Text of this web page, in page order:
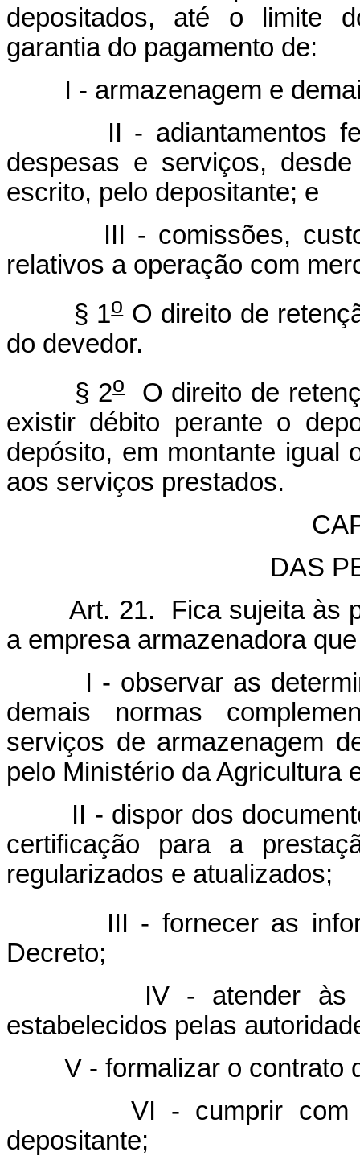
depositados, até o limite
garantia do pagamento de:
I - armazenagem e
II - adiantamentos
despesas e serviços,
escrito, pelo depositante; e
III - comissões, custos
relativos a operação com
§ 1oO direito de
do devedor.
§ 2oO direito de
existir débito perante o
depósito, em montante igual
aos serviços prestados.
DAS
Art. 21. Fica sujeita às
a empresa armazenadora
I - observar as
demais normas
serviços de armazenagem
pelo Ministério da Agricultura
II - dispor dos
certificação para a
regularizados e atualizados;
III - fornecer as
Decreto;
IV - atender às
estabelecidos pelas
V - formalizar o contrato
VI - cumprir com
depositante;